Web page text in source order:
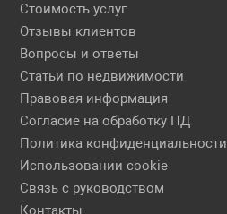
Стоимость услуг
Отзывы клиентов
Вопросы и ответы
Статьи по недвижимости
Правовая информация
Согласие на обработку ПД
Политика конфиденциальности
Использовании cookie
Связь с руководством
Контакты